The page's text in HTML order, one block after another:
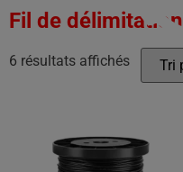
Fil de délimitation
6 résultats affichés